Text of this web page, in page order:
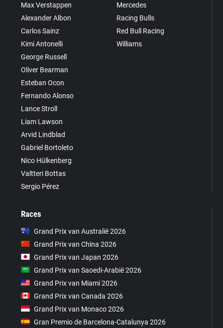
Max Verstappen
Alexander Albon
Carlos Sainz
Kimi Antonelli
George Russell
Oliver Bearman
Esteban Ocon
Fernando Alonso
Lance Stroll
Liam Lawson
Arvid Lindblad
Gabriel Bortoleto
Nico Hülkenberg
Valtteri Bottas
Sergio Pérez
Mercedes
Racing Bulls
Red Bull Racing
Williams
Races
Grand Prix van Australië 2026
Grand Prix van China 2026
Grand Prix van Japan 2026
Grand Prix van Saoedi-Arabië 2026
Grand Prix van Miami 2026
Grand Prix van Canada 2026
Grand Prix van Monaco 2026
Gran Premio de Barcelona-Catalunya 2026